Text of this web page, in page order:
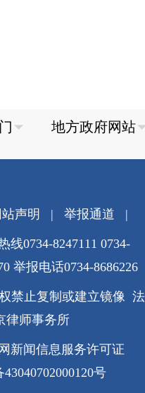
站声明 | 举报通道 |
线0734-8247111 0734-
举报电话0734-8686226
禁止复制或建立镜像 法
律师事务所
新闻信息服务许可证
号